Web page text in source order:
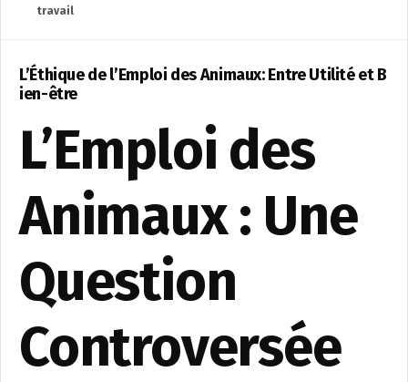
travail
L’Éthique de l’Emploi des Animaux: Entre Utilité et B
ien-être
L’Emploi des
Animaux : Une
Question
Controversée